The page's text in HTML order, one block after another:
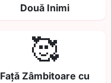
Două Inimi
🥰
Față Zâmbitoare cu